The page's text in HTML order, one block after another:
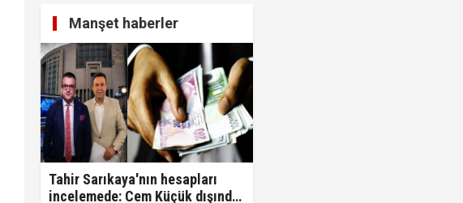
Manşet haberler
Tahir Sarıkaya'nın hesapları
incelemede: Cem Küçük dışında